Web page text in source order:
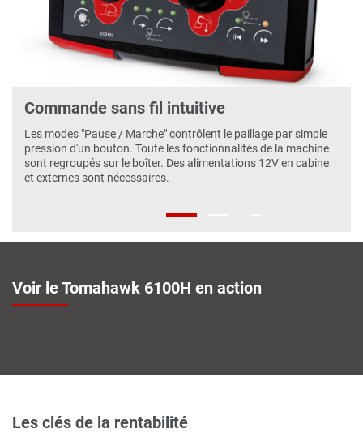
Commande sans fil intuitive
Les modes "Pause / Marche"contrôlent le paillage par simple
pression d'un bouton. Toute les fonctionnalités de la machine
sont regroupés sur le boîter. Des alimentations 12V en cabine
et externes sont nécessaires.
Voir le Tomahawk 6100H en action
Les clés de la rentabilité